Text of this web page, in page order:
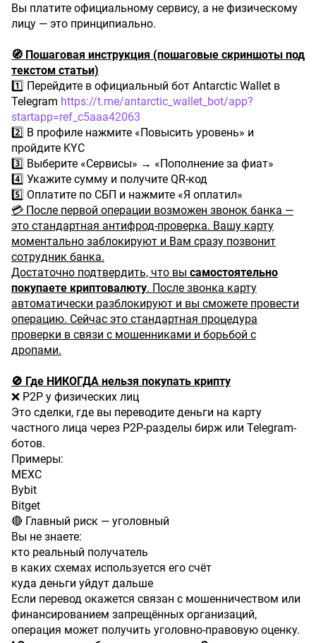
Вы платите официальному сервису, а не физическому
лицу — это принципиально.
🧭 Пошаговая инструкция (пошаговые скриншоты под
текстом статьи)
1️⃣ Перейдите в официальный бот Antarctic Wallet в
Telegram https://t.me/antarctic_wallet_bot/app?
startapp=ref_c5aaa42063
2️⃣ В профиле нажмите «Повысить уровень» и
пройдите KYC
3️⃣ Выберите «Сервисы» → «Пополнение за фиат»
4️⃣ Укажите сумму и получите QR-код
5️⃣ Оплатите по СБП и нажмите «Я оплатил»
💳 После первой операции возможен звонок банка —
это стандартная антифрод-проверка. Вашу карту
моментально заблокируют и Вам сразу позвонит
сотрудник банка.
Достаточно подтвердить, что вы самостоятельно
покупаете криптовалюту. После звонка карту
автоматически разблокируют и вы сможете провести
операцию. Сейчас это стандартная процедура
проверки в связи с мошенниками и борьбой с
дропами.
🚫 Где НИКОГДА нельзя покупать крипту
❌ P2P у физических лиц
Это сделки, где вы переводите деньги на карту
частного лица через P2P-разделы бирж или Telegram-
ботов.
Примеры:
MEXC
Bybit
Bitget
🔴 Главный риск — уголовный
Вы не знаете:
кто реальный получатель
в каких схемах используется его счёт
куда деньги уйдут дальше
Если перевод окажется связан с мошенничеством или
финансированием запрещённых организаций,
операция может получить уголовно-правовую оценку.